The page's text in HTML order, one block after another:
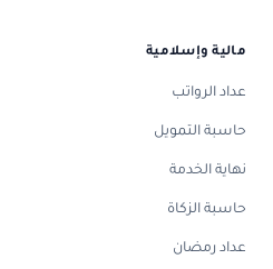
مالية وإسلامية
عداد الرواتب
حاسبة التمويل
نهاية الخدمة
حاسبة الزكاة
عداد رمضان